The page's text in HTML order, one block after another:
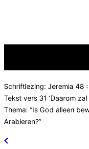
Schriftlezing: Jeremia 48
Tekst vers 31 ‘Daarom
Thema: “Is God alleen
Arabieren?”